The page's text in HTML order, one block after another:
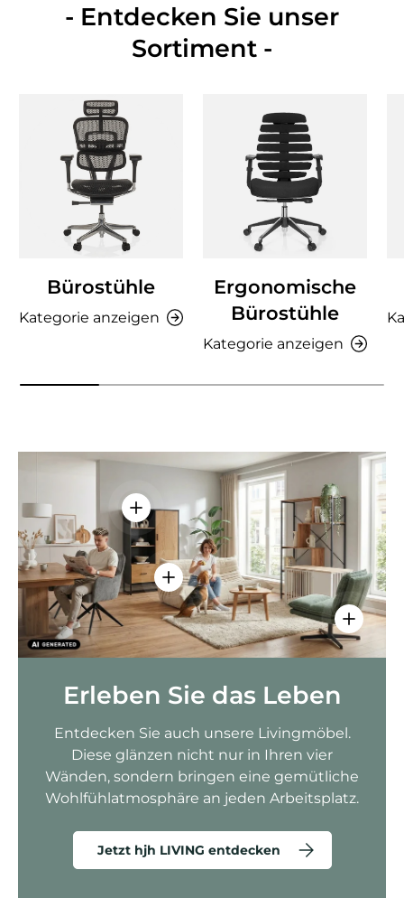
- Entdecken Sie unser
Sortiment -
Bürostühle
Kategorie anzeigen
Ergonomische
Bürostühle
Kategorie anzeigen
Einzelheiten anzeigen - AMIO H -
Einzelheiten anzeigen - Sitzolo 2
Erleben Sie das Leben
Entdecken Sie auch unsere Livingmöbel.
Diese glänzen nicht nur in Ihren vier
Wänden, sondern bringen eine gemütliche
Wohlfühlatmosphäre an jeden Arbeitsplatz.
Jetzt hjh LIVING entdecken